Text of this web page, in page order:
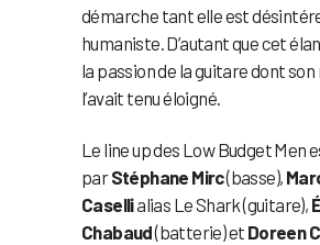
démarche tant elle est
humaniste. D’autant que cet
la passion de la guitare dont
l’avait tenu éloigné.
Le line up des Low Budget Men
parStéphane Mirc(basse),
Casellialias Le Shark (guitare),
Chabaud(batterie) et Doreen